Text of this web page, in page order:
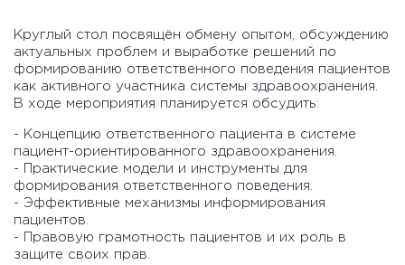
Круглый стол посвящён обмену опытом, обсуждению
актуальных проблем и выработке решений по
формированию ответственного поведения пациентов
как активного участника системы здравоохранения.
В ходе мероприятия планируется обсудить:
- Концепцию ответственного пациента в системе
пациент-ориентированного здравоохранения.
- Практические модели и инструменты для
формирования ответственного поведения.
- Эффективные механизмы информирования
пациентов.
- Правовую грамотность пациентов и их роль в
защите своих прав.